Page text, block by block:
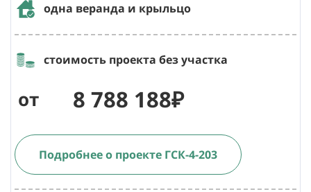
одна веранда и крыльцо
стоимость проекта без участка
от 8 788 188₽
Подробнее о проекте ГСК-4-203